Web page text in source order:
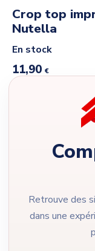
Crop top
Nutella
En stock
11,90 €
Retrouve des
dans une